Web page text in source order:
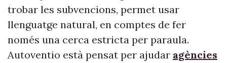
trobar les subvencions, permet usar
llenguatge natural, en comptes de fer
només una cerca estricta per paraula.
Autoventio està pensat per ajudar agències